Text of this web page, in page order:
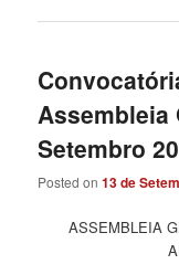
Assembleia
Setembro
Posted on13 de
ASSEMBLEIA